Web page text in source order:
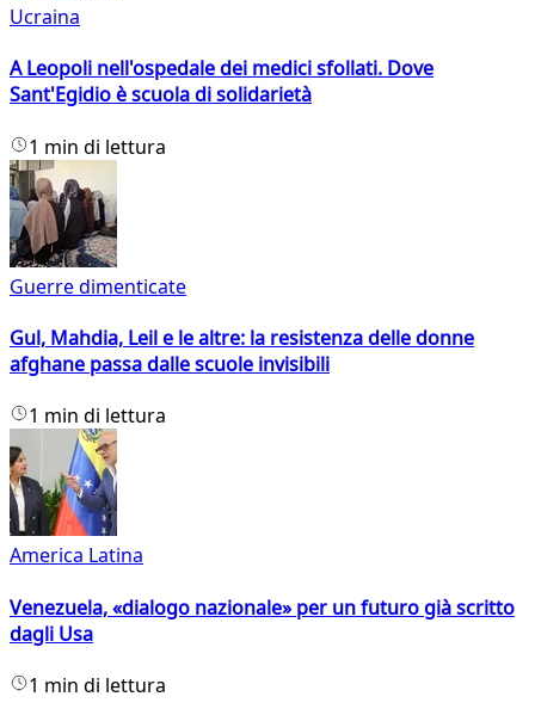
Ucraina
A Leopoli nell'ospedale dei medici sfollati. Dove
Sant'Egidio è scuola di solidarietà
1 min di lettura
Guerre dimenticate
Gul, Mahdia, Leil e le altre: la resistenza delle donne
afghane passa dalle scuole invisibili
1 min di lettura
America Latina
Venezuela, «dialogo nazionale» per un futuro già scritto
dagli Usa
1 min di lettura